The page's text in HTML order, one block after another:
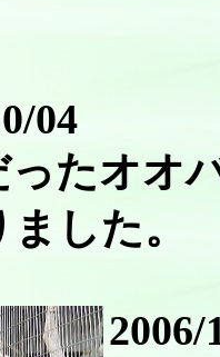
04
ったオオ
した。
2006/